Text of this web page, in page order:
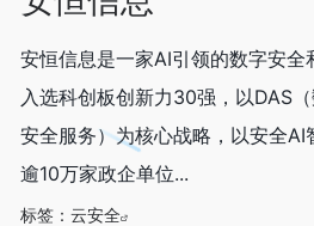
安恒信息是一家AI引领的数字安全
入选科创板创新力30强，以DAS（
安全服务）为核心战略，以安全
逾10万家政企单位...
标签： 云安全